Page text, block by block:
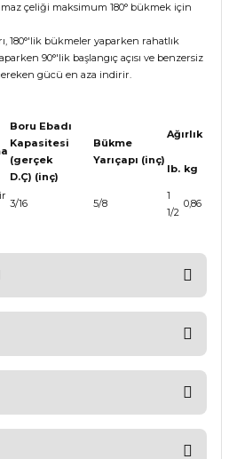
çeliği maksimum 180° bükmek için
180°'lik bükmeler yaparken rahatlık
90°'lik başlangıç açısı ve benzersiz
gücü en aza indirir.
Boru Ebadı
Kapasitesi
(gerçek
D.Ç) (inç)
Bükme
Yarıçapı (inç)
Ağırlık
lb. kg
3/16 5/8
1
1/2
0,86
yorumu siz yapın!
soru sorulmamış.